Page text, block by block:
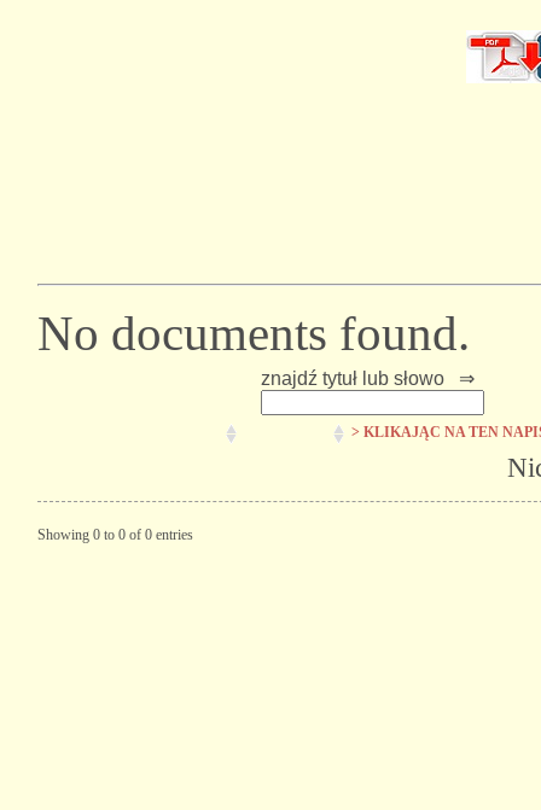
No documents found.
znajdź tytuł lub słowo ⇒
> KLIKAJĄC NA TEN
Showing 0 to 0 of 0 entries